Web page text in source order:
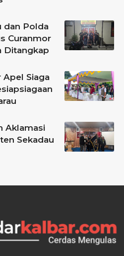
dan Polda
Curanmor
Ditangkap
Apel Siaga
Aklamasi
Sekadau